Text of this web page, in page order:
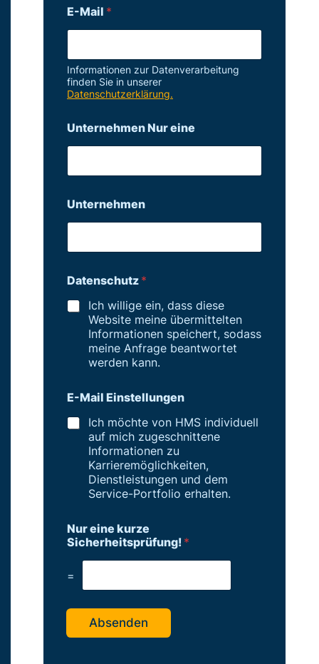
E-Mail *
Informationen zur Datenverarbeitung
finden Sie in unserer
Datenschutzerklärung.
Unternehmen Nur eine
Unternehmen
Datenschutz *
Ich willige ein, dass diese
Website meine übermittelten
Informationen speichert, sodass
meine Anfrage beantwortet
werden kann.
E-Mail Einstellungen
Ich möchte von HMS individuell
auf mich zugeschnittene
Informationen zu
Karrieremöglichkeiten,
Dienstleistungen und dem
Service-Portfolio erhalten.
Nur eine kurze
Sicherheitsprüfung! *
=
Absenden